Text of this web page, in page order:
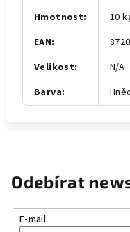
Hmotnost:
10
EAN:
Velikost:
N/A
Barva:
Odebírat
E-mail